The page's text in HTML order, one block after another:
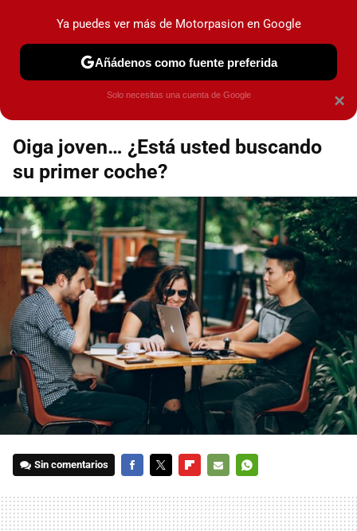
marca que se menciona
Espacio Toyota
Oiga joven… ¿Está usted buscando
su primer coche?
Sin comentarios
MAIL
×
Ya puedes ver más de Motorpasion en Google
Añádenos como fuente preferida
Solo necesitas una cuenta de Google